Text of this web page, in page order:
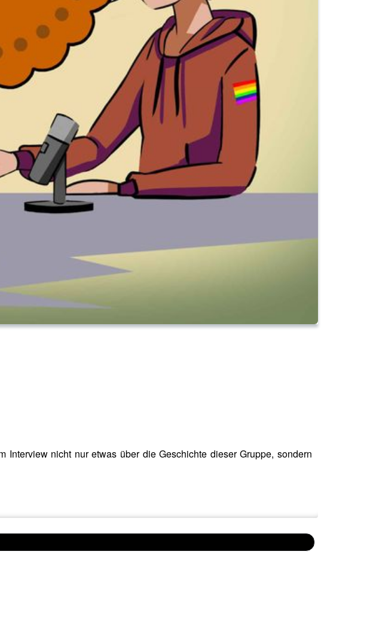
nicht nur etwas über die Geschichte dieser Gruppe, sondern